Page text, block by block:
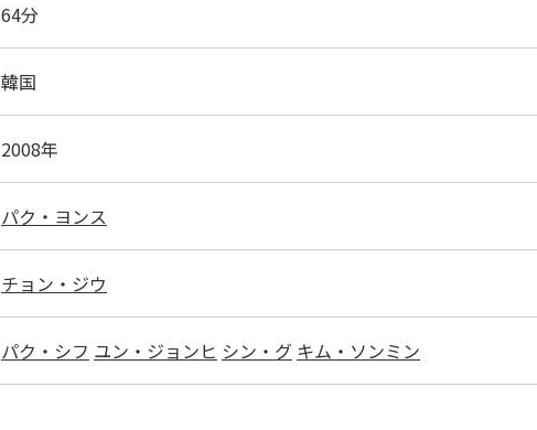
64分
韓国
2008年
パク・ヨンス
チョン・ジウ
パク・シフ ユン・ジョンヒ シン・グ キム・ソンミン